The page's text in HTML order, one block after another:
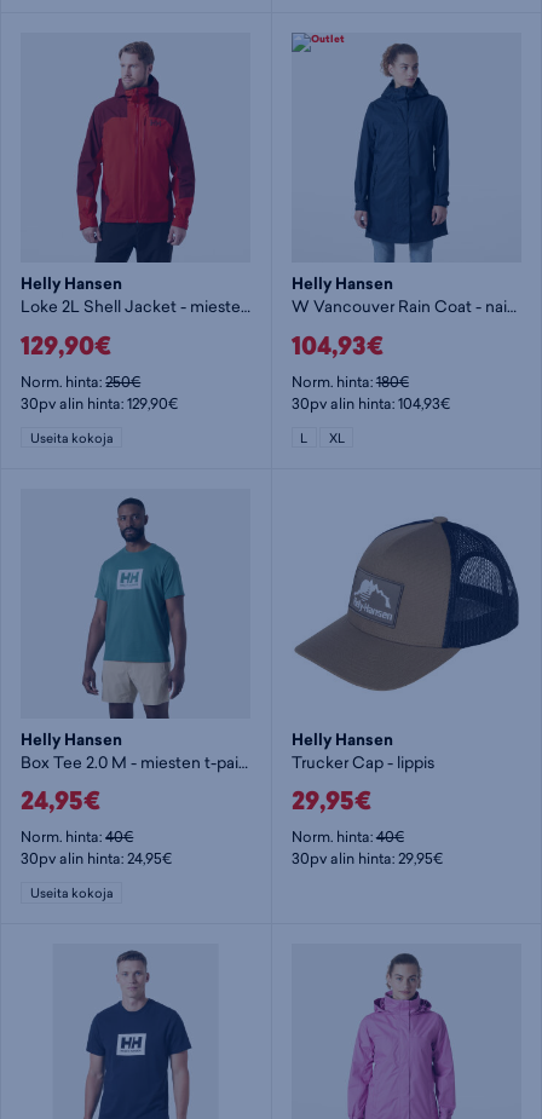
Helly Hansen
Loke 2L Shell Jacket - miesten kuoritakki
129,90€
Norm. hinta:250€
30pv alin hinta: 129,90€
Useita kokoja
Helly Hansen
W Vancouver Rain Coat - naisten kuoritakki
104,93€
Norm. hinta:180€
30pv alin hinta: 104,93€
L XL
Helly Hansen
Box Tee 2.0 M - miesten t-paita
24,95€
Norm. hinta:40€
30pv alin hinta: 24,95€
Useita kokoja
Helly Hansen
Trucker Cap - lippis
29,95€
Norm. hinta:40€
30pv alin hinta: 29,95€